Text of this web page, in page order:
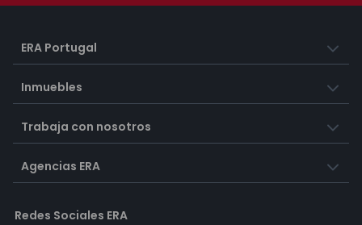
ERA Portugal
Inmuebles
Trabaja con nosotros
Agencias ERA
Redes Sociales ERA